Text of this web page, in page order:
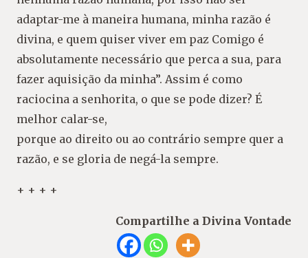
adaptar-me à maneira humana, minha razão é
divina, e quem quiser viver em paz Comigo é
absolutamente necessário que perca a sua, para
fazer aquisição da minha”. Assim é como
raciocina a senhorita, o que se pode dizer? É
melhor calar-se,
porque ao direito ou ao contrário sempre quer a
razão, e se gloria de negá-la sempre.
+ + + +
Compartilhe a Divina Vontade